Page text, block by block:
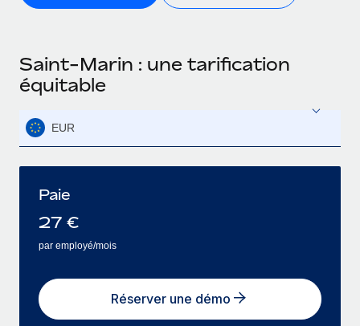
Saint-Marin : une tarification
équitable
EUR
Paie
27 €
par employé/mois
Réserver une démo